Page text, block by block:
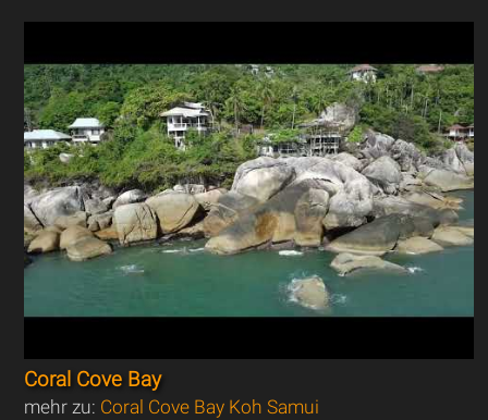
Coral Cove Bay
mehr zu: Coral Cove Bay Koh Samui